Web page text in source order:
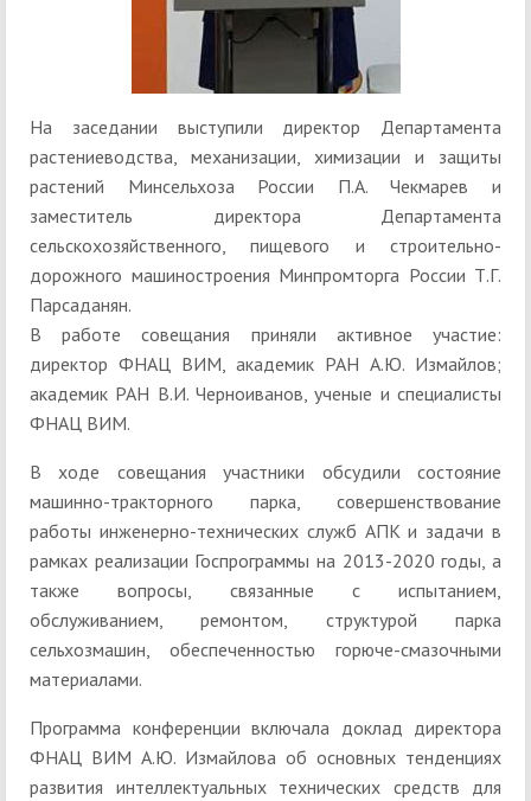
На заседании выступили директор Департамента
растениеводства, механизации, химизации и защиты
растений Минсельхоза России П.А. Чекмарев и
заместитель директора Департамента
сельскохозяйственного, пищевого и строительно-
дорожного машиностроения Минпромторга России Т.Г.
Парсаданян.
В работе совещания приняли активное участие:
директор ФНАЦ ВИМ, академик РАН А.Ю. Измайлов;
академик РАН В.И. Черноиванов, ученые и специалисты
ФНАЦ ВИМ.
В ходе совещания участники обсудили состояние
машинно-тракторного парка, совершенствование
работы инженерно-технических служб АПК и задачи в
рамках реализации Госпрограммы на 2013-2020 годы, а
также вопросы, связанные с испытанием,
обслуживанием, ремонтом, структурой парка
сельхозмашин, обеспеченностью горюче-смазочными
материалами.
Программа конференции включала доклад директора
ФНАЦ ВИМ А.Ю. Измайлова об основных тенденциях
развития интеллектуальных технических средств для